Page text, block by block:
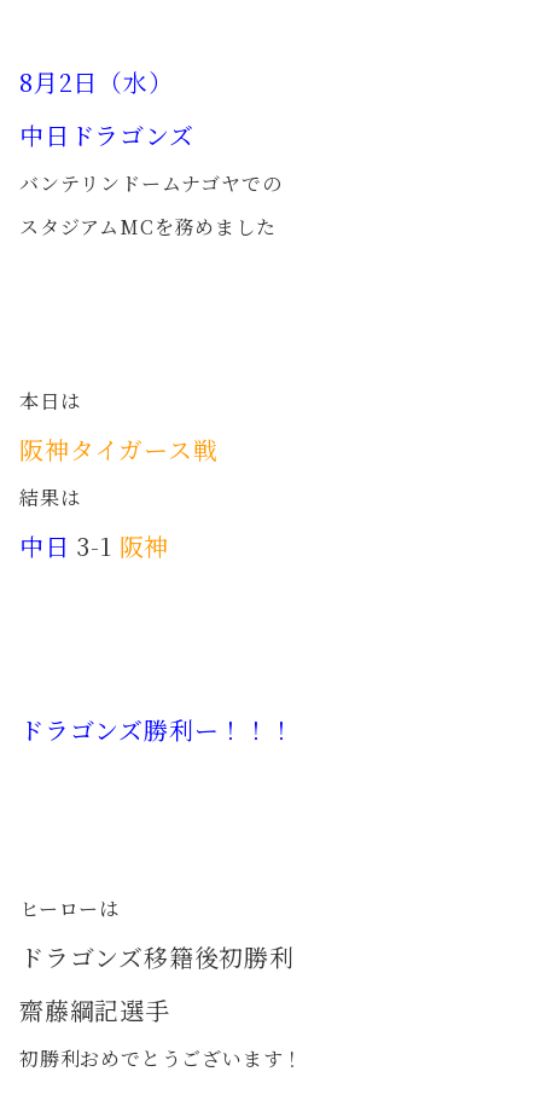
8月2日（水）
中日ドラゴンズ
バンテリンドームナゴヤでの
スタジアムMCを務めました
本日は
阪神タイガース戦
結果は
中日 3-1 阪神
ドラゴンズ勝利ー！！！
ヒーローは
ドラゴンズ移籍後初勝利
齋藤綱記選手
初勝利おめでとうございます！